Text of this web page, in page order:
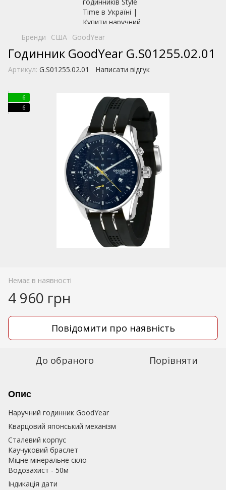
Бренди США GoodYear
Годинник GoodYear G.S01255.02.01
Артикул: G.S01255.02.01 Написати відгук
6
6
Немає в наявності
4 960 грн
Повідомити про наявність
До обраного Порівняти
Опис
Наручний годинник GoodYear
Кварцовий японський механізм
Сталевий корпус
Каучуковий браслет
Міцне мінеральне скло
Водозахист - 50м
Індикація дати